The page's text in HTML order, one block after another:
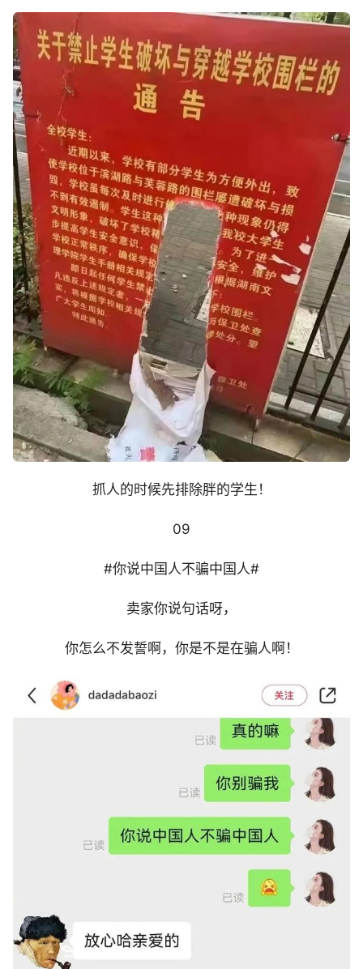
抓人的时候先排除胖的学生！
09
#你说中国人不骗中国人#
卖家你说句话呀，
你怎么不发誓啊，你是不是在骗人啊！